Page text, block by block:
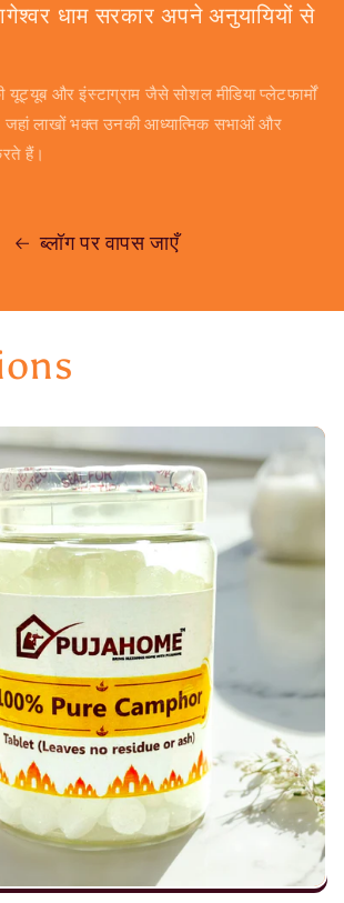
धाम सरकार अपने अनुयायियों से
यूट्यूब और इंस्टाग्राम जैसे सोशल मीडिया प्लेटफार्मों
जहां लाखों भक्त उनकी आध्यात्मिक सभाओं और
हैं।
ब्लॉग पर वापस जाएँ